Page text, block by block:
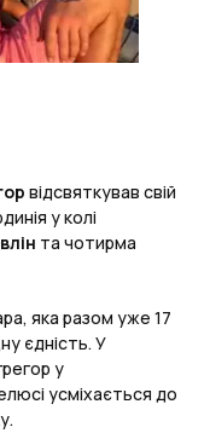
відсвяткував свій
у колі
та чотирма
яка разом уже 17
єдність. У
у
усміхається до